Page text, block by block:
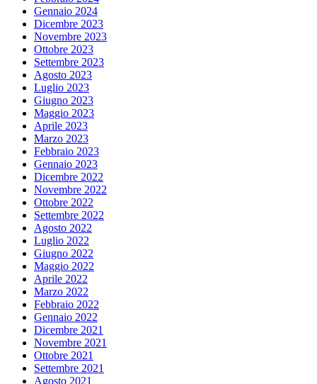
Gennaio 2024
Dicembre 2023
Novembre 2023
Ottobre 2023
Settembre 2023
Agosto 2023
Luglio 2023
Giugno 2023
Maggio 2023
Aprile 2023
Marzo 2023
Febbraio 2023
Gennaio 2023
Dicembre 2022
Novembre 2022
Ottobre 2022
Settembre 2022
Agosto 2022
Luglio 2022
Giugno 2022
Maggio 2022
Aprile 2022
Marzo 2022
Febbraio 2022
Gennaio 2022
Dicembre 2021
Novembre 2021
Ottobre 2021
Settembre 2021
Agosto 2021